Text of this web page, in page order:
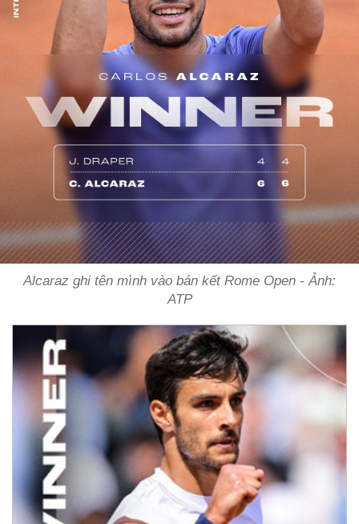
Alcaraz ghi tên mình vào bán kết Rome Open - Ảnh:
ATP